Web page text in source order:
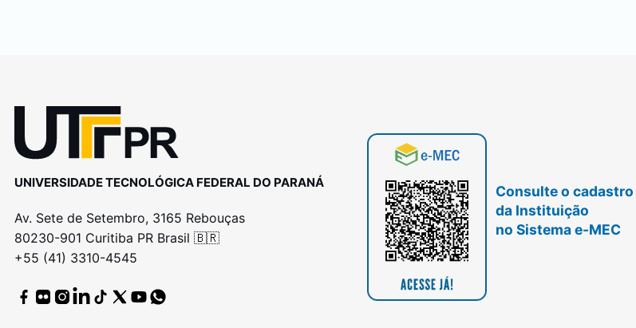
UNIVERSIDADE TECNOLÓGICA FEDERAL DO PARANÁ
Av. Sete de Setembro, 3165 Rebouças
80230-901 Curitiba PR Brasil 🇧🇷
+55 (41) 3310-4545
Consulte o cadastro
da Instituição
no Sistema e-MEC